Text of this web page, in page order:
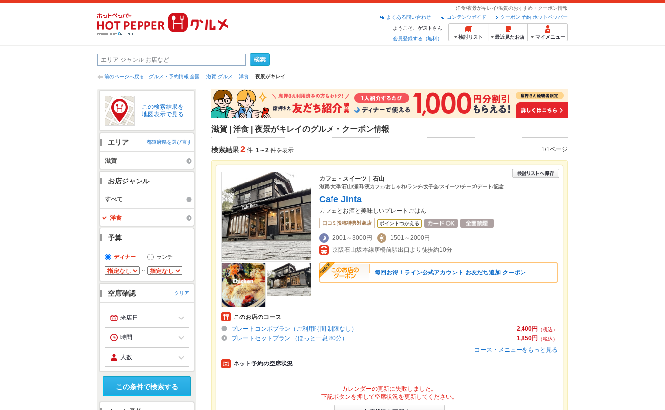
洋食/夜景がキレイ/滋賀のおすすめ・クーポン情報
クーポン 予約 ホットペッパー
コンテンツガイド
よくある問い合わせ
ようこそ、 ゲスト さん
会員登録する（無料）
検討リスト 最近見たお店 マイメニュー
前のページへ戻る グルメ・予約情報 全国 滋賀 グルメ 洋食 夜景がキレイ
この検索結果を
地図表示で見る
エリア 都道府県を選び直す
滋賀
お店ジャンル
すべて
洋食
予算
ディナー ランチ
～
空席確認 クリア
この条件で検索する
滋賀 | 洋食 | 夜景がキレイのグルメ・クーポン情報
検索結果2 件 1～2 件を表示 1/1ページ
カフェ・スイーツ｜石山
滋賀/大津/石山/瀬田/夜カフェ/おしゃれ/ランチ/女子会/スイーツ/チーズ/デート/記念
Cafe Jinta
カフェとお酒と美味しいプレートごはん
口コミ投稿特典対象店 ポイントつかえる
2001～3000円
1501～2000円
京阪石山坂本線唐橋前駅出口より徒歩約10分
毎回お得！ライン公式アカウント お友だち追加 クーポン
このお店のコース
2,400円
（税込）
プレートコンボプラン（ご利用時間 制限なし）
1,850円
（税込）
プレートセットプラン （ほっと一息 80分）
コース・メニューをもっと見る
ネット予約の空席状況
カレンダーの更新に失敗しました。
下記ボタンを押して空席状況を更新してください。